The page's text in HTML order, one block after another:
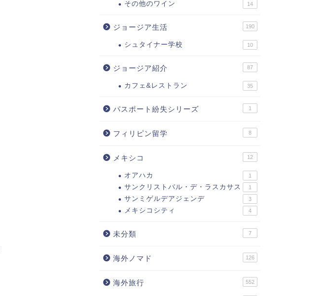
その他のワイン 14
ジョージア生活 190
シュタイナー学校 10
ジョージア紹介 87
カフェ&レストラン 35
パスポート紛失シリーズ 1
フィリピン留学 8
メキシコ 12
オアハカ 1
サンクリストバル・デ・ラスカサス 1
サンミゲルデアジェンデ 3
メキシコシティ 4
未分類 7
海外ノマド 126
海外旅行 552